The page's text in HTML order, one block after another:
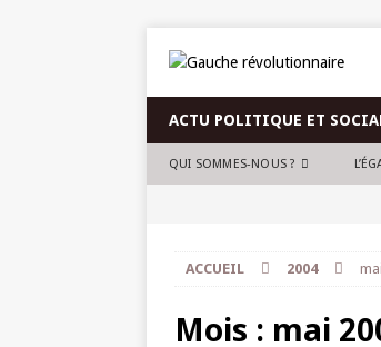
ACTU POLITIQUE ET
QUI SOMMES-NOUS ?
ACCUEIL 2004 mai
Mois : mai